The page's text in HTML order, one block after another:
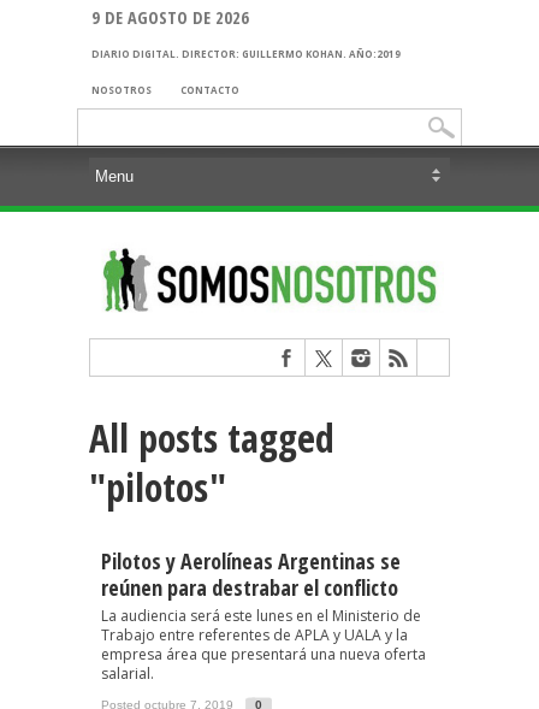
9 DE AGOSTO DE 2026
DIARIO DIGITAL. DIRECTOR: GUILLERMO KOHAN. AÑO:2019
NOSOTROS CONTACTO
All posts tagged
"pilotos"
Pilotos y Aerolíneas Argentinas se
reúnen para destrabar el conflicto
La audiencia será este lunes en el Ministerio de
Trabajo entre referentes de APLA y UALA y la
empresa área que presentará una nueva oferta
salarial.
Posted octubre 7, 2019 0